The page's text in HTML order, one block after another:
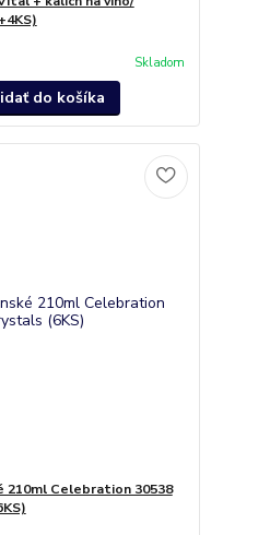
Skladom
do košíka
210ml Celebration 30538